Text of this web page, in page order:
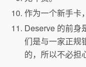
作为一个新手卡
Deserve 的前身
们是与一家正规
的，所以不必担